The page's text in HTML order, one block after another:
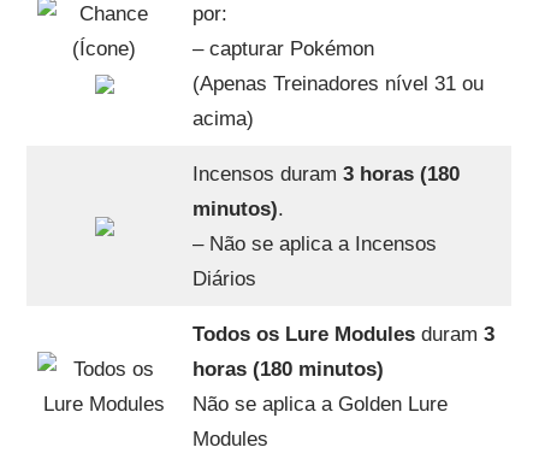
por:
– capturar Pokémon
(Apenas Treinadores nível 31 ou
acima)
Incensos duram3 horas (180
minutos).
– Não se aplica a Incensos
Diários
Todos os Lure Modules duram3
horas (180 minutos)
Não se aplica a Golden Lure
Modules